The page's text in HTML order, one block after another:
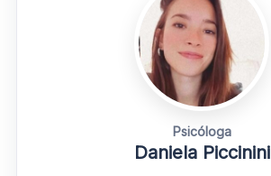
Psicóloga
Daniela Piccinini